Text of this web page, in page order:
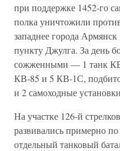
при поддержке 1452-го
полка уничтожили
западнее города
пункту Джулга. За день
сожженными — 1 танк
КВ-85 и 5 КВ-1С,
и 2 самоходные
На участке 126-й
развивались примерно
отдельный танковый